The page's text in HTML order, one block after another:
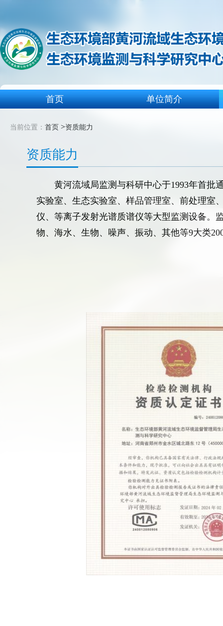
首页 单位简介
当前位置： 首页 >资质能力
资质能力
黄河流域局监测与科研中心于1993年首批
实验室、生态实验室、样品管理室、前处理室
仪、等离子发射光谱质谱仪等大型监测设备。
物、海水、生物、噪声、振动、其他等9大类